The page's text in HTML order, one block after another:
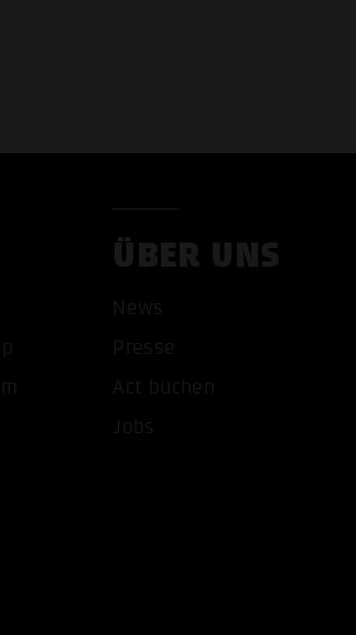
ÜBER UNS
News
Presse
Act buchen
Jobs